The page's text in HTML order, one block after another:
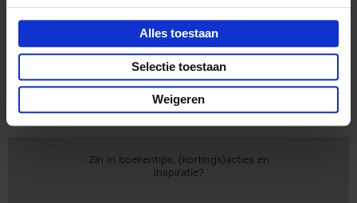
Alles toestaan
Selectie toestaan
Weigeren
Zin in boekentips, (kortings)acties en
inspiratie?